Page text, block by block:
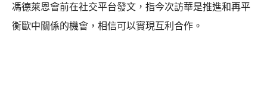
馮德萊恩會前在社交平台發文，指今次訪華是推進和再平
衡歐中關係的機會，相信可以實現互利合作。